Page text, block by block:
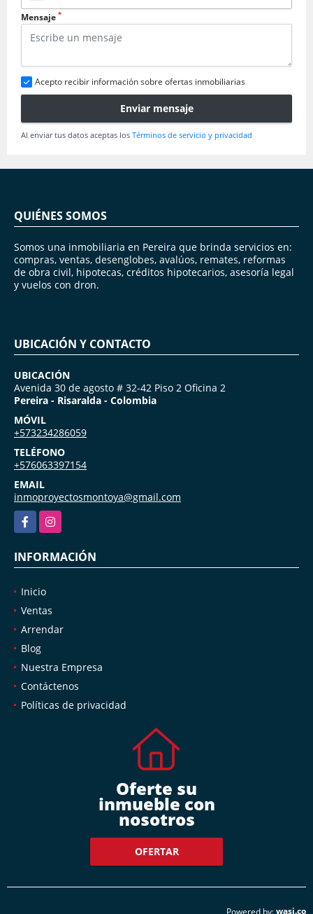
Mensaje *
Acepto recibir información sobre ofertas inmobiliarias
Enviar mensaje
Al enviar tus datos aceptas los Términos de servicio y privacidad
QUIÉNES SOMOS
Somos una inmobiliaria en Pereira que brinda servicios en:
compras, ventas, desenglobes, avalúos, remates, reformas
de obra civil, hipotecas, créditos hipotecarios, asesoría legal
y vuelos con dron.
UBICACIÓN Y CONTACTO
UBICACIÓN
Avenida 30 de agosto # 32-42 Piso 2 Oficina 2
Pereira - Risaralda - Colombia
MÓVIL
+573234286059
TELÉFONO
+576063397154
EMAIL
inmoproyectosmontoya@gmail.com
FacebookInstagram
INFORMACIÓN
Inicio
Ventas
Arrendar
Blog
Nuestra Empresa
Contáctenos
Políticas de privacidad
Oferte su
inmueble con
nosotros
OFERTAR
Powered by:wasi.co